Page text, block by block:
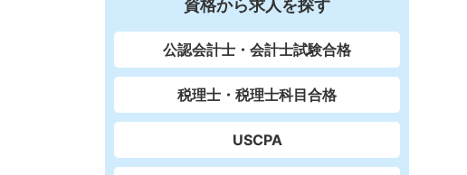
資格から求人を探す
公認会計士・会計士試験合格
税理士・税理士科目合格
USCPA